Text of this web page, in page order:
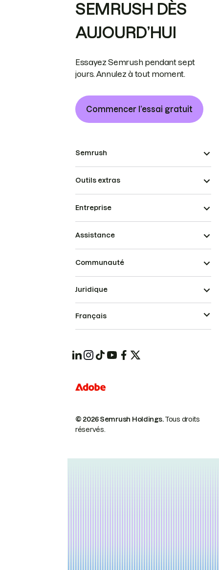
SEMRUSH DÈS
AUJOURD’HUI
Essayez Semrush pendant sept
jours. Annulez à tout moment.
Commencer l’essai gratuit
Semrush
Outils extras
Entreprise
Assistance
Communauté
© 2026 Semrush Holdings.Tous droits
réservés.
Juridique
Français